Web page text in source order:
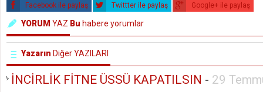
Facebook ile paylaş Twittter ile paylaş Google+ ile paylaş
YORUM YAZ Bu habere yorumlar
Yazarın Diğer YAZILARI
İNCİRLİK FİTNE ÜSSÜ KAPATILSIN - 29